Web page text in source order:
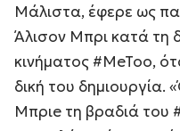
Μάλιστα, έφερε ως
Άλισον Μπρι κατά τη
κινήματος #MeToo,
δική του
Μπριe τη βραδιά του